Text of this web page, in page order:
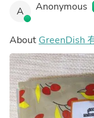
A Anonymous
About GreenDish